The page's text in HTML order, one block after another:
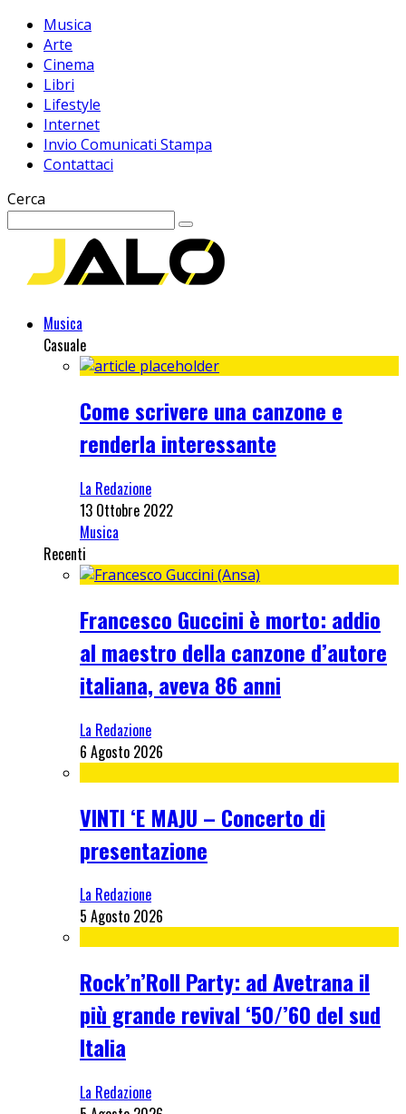
Musica
Arte
Cinema
Libri
Lifestyle
Internet
Invio Comunicati Stampa
Contattaci
Cerca
Musica
Casuale
Come scrivere una canzone e
renderla interessante
La Redazione
13 Ottobre 2022
Musica
Recenti
Francesco Guccini è morto: addio
al maestro della canzone d’autore
italiana, aveva 86 anni
La Redazione
6 Agosto 2026
VINTI ‘E MAJU – Concerto di
presentazione
La Redazione
5 Agosto 2026
Rock’n’Roll Party: ad Avetrana il
più grande revival ‘50/’60 del sud
Italia
La Redazione